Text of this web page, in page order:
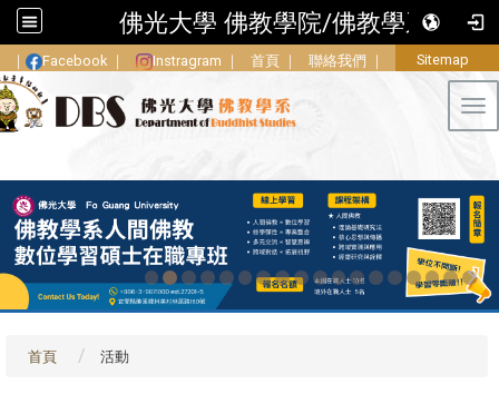
佛光大學 佛教學院/佛教學系
｜ Facebook ｜ Instragram ｜ 首頁 ｜ 聯絡我們 ｜ Sitemap
首頁 活動